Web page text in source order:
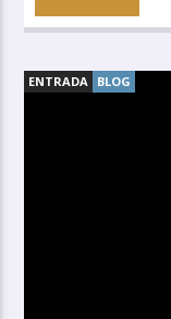
ENTRADA BLOG